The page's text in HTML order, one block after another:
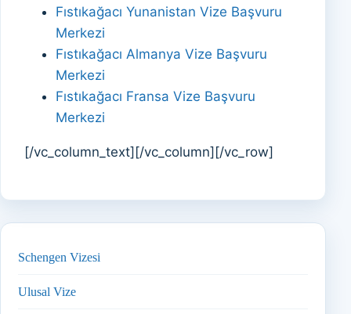
Schengen Vizesi
Ulusal Vize
Fıstıkağacı Yunanistan Vize Başvuru
Merkezi
Fıstıkağacı Almanya Vize Başvuru
Merkezi
Fıstıkağacı Fransa Vize Başvuru
Merkezi
[/vc_column_text][/vc_column][/vc_row]